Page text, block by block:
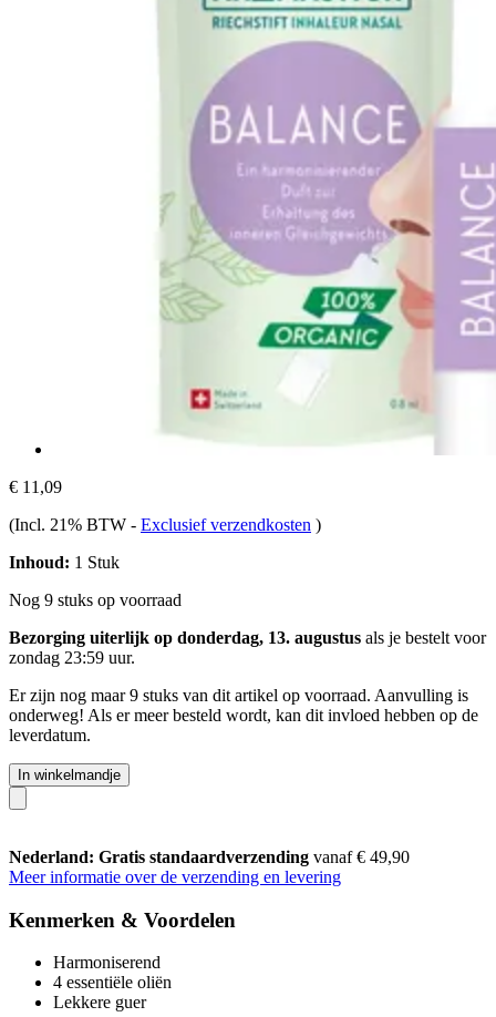
€ 11,09
(Incl. 21% BTW - Exclusief verzendkosten )
Inhoud: 1 Stuk
Nog 9 stuks op voorraad
Bezorging uiterlijk op donderdag, 13. augustus als je bestelt voor
zondag 23:59 uur.
Er zijn nog maar 9 stuks van dit artikel op voorraad. Aanvulling is
onderweg! Als er meer besteld wordt, kan dit invloed hebben op de
leverdatum.
In winkelmandje
Nederland: Gratis standaardverzending vanaf € 49,90
Meer informatie over de verzending en levering
Kenmerken & Voordelen
Harmoniserend
4 essentiële oliën
Lekkere guer